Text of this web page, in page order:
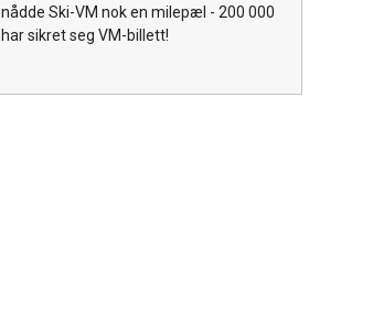
nådde Ski-VM nok en milepæl - 200 000
har sikret seg VM-billett!